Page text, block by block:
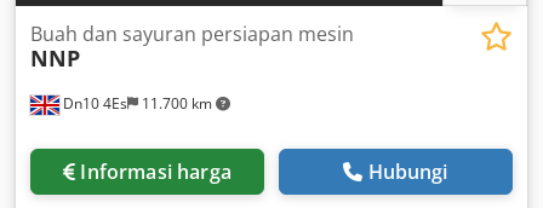
Dn10 4Es 11.700 km
Buah dan sayuran persiapan mesin
NNP
Informasi harga Hubungi